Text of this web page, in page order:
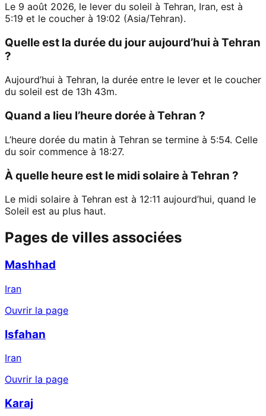
Le 9 août 2026, le lever du soleil à Tehran, Iran, est à
5:19 et le coucher à 19:02 (Asia/Tehran).
Quelle est la durée du jour aujourd’hui à Tehran
?
Aujourd’hui à Tehran, la durée entre le lever et le coucher
du soleil est de 13h 43m.
Quand a lieu l’heure dorée à Tehran ?
L’heure dorée du matin à Tehran se termine à 5:54. Celle
du soir commence à 18:27.
À quelle heure est le midi solaire à Tehran ?
Le midi solaire à Tehran est à 12:11 aujourd’hui, quand le
Soleil est au plus haut.
Pages de villes associées
Mashhad
Iran
Ouvrir la page
Isfahan
Iran
Ouvrir la page
Karaj